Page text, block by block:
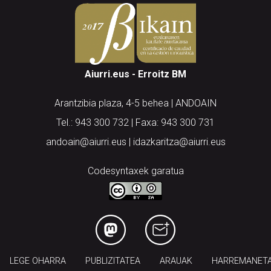
Aiurri.eus - Erroitz BM
Arantzibia plaza, 4-5 behea | ANDOAIN
Tel.: 943 300 732 | Faxa: 943 300 731
andoain@aiurri.eus | idazkaritza@aiurri.eus
Codesyntaxek garatua
LEGE OHARRA PUBLIZITATEA ARAUAK